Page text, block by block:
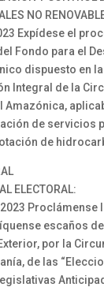
NO
Expídese el
Fondo para el
dispuesto en la
Integral de la
Amazónica,
de servicios
de
ELECTORAL:
Proclámense
escaños
por la
de las